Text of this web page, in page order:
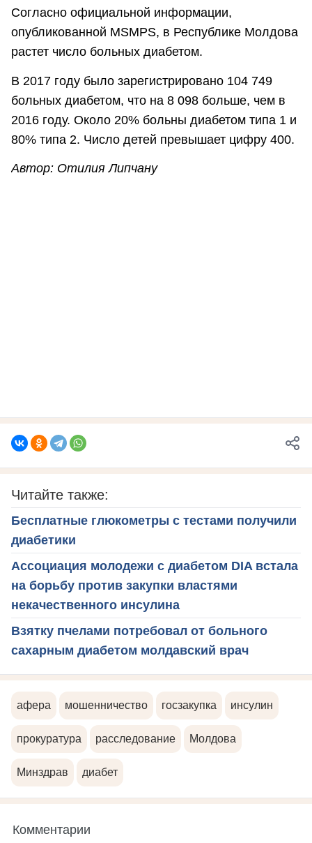
Согласно официальной информации,
опубликованной MSMPS, в Республике Молдова
растет число больных диабетом.
В 2017 году было зарегистрировано 104 749
больных диабетом, что на 8 098 больше, чем в
2016 году. Около 20% больны диабетом типа 1 и
80% типа 2. Число детей превышает цифру 400.
Автор: Отилия Липчану
Читайте также:
Бесплатные глюкометры с тестами получили
диабетики
Ассоциация молодежи с диабетом DIA встала
на борьбу против закупки властями
некачественного инсулина
Взятку пчелами потребовал от больного
сахарным диабетом молдавский врач
афера мошенничество госзакупка инсулин
прокуратура расследование Молдова
Минздрав диабет
Комментарии